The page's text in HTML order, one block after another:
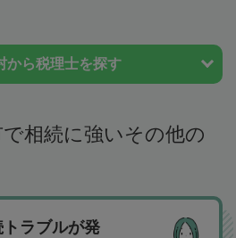
から税理士を探す
相続に強いその他の
トラブルが発